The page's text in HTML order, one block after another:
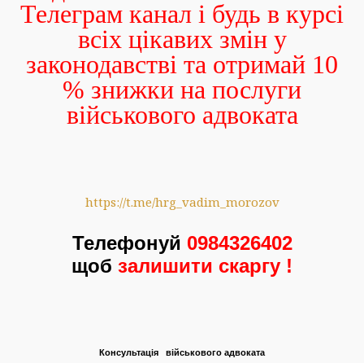
Телеграм канал і будь в курсі
всіх цікавих змін у
законодавстві та отримай 10
% знижки на послуги
військового адвоката
https://t.me/hrg_vadim_morozov
Телефонуй 0984326402
щоб залишити скаргу !
Консультація військового адвоката